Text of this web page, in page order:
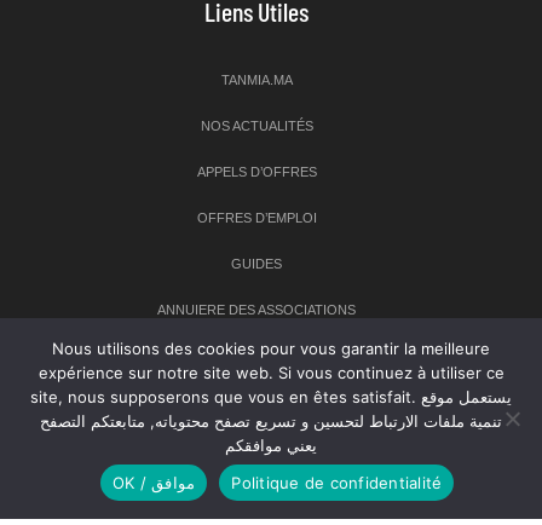
Liens Utiles
TANMIA.MA
NOS ACTUALITÉS
APPELS D’OFFRES
OFFRES D’EMPLOI
GUIDES
ANNUIERE DES ASSOCIATIONS
Newsletter
Inscrivez-vous à notre newsletter pour recevoir les dernières
nouvelles sur TANMIA
Nous utilisons des cookies pour vous garantir la meilleure
expérience sur notre site web. Si vous continuez à utiliser ce
site, nous supposerons que vous en êtes satisfait. يستعمل موقع
تنمية ملفات الارتباط لتحسين و تسريع تصفح محتوياته, متابعتكم التصفح
يعني موافقكم
OK / موافق
Politique de confidentialité